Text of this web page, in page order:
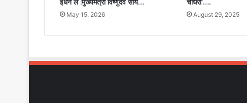
ईंधन लें :मुख्यमंत्री विष्णुदेव साय…
May 15, 2026
चौधरी’….
August 29, 2025